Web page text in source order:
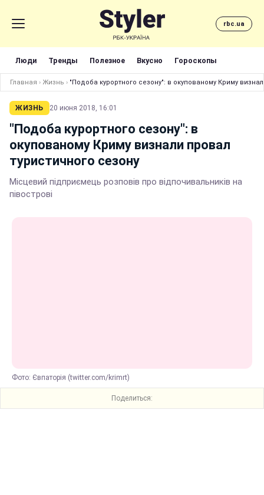
rbc.ua
Люди Тренды Полезное Вкусно Гороскопы
Главная › Жизнь › "Подоба курортного сезону": в окупованому Криму
ЖИЗНЬ 20 июня 2018, 16:01
"Подоба курортного сезону": в
окупованому Криму визнали провал
туристичного сезону
Місцевий підприємець розповів про відпочивальників на
півострові
Фото: Євпаторія (twitter.com/krimrt)
Поделиться: